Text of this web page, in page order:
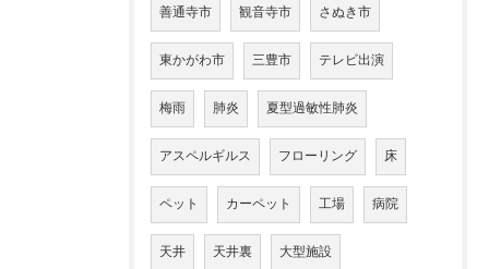
善通寺市 観音寺市 さぬき市
東かがわ市 三豊市 テレビ出演
梅雨 肺炎 夏型過敏性肺炎
アスペルギルス フローリング 床
ペット カーペット 工場 病院
天井 天井裏 大型施設